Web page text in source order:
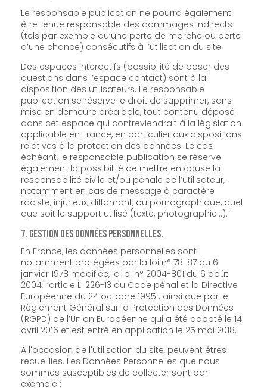
Le responsable publication ne pourra également
être tenue responsable des dommages indirects
(tels par exemple qu’une perte de marché ou perte
d’une chance) consécutifs à l’utilisation du site.
Des espaces interactifs (possibilité de poser des
questions dans l’espace contact) sont à la
disposition des utilisateurs. Le responsable
publication se réserve le droit de supprimer, sans
mise en demeure préalable, tout contenu déposé
dans cet espace qui contreviendrait à la législation
applicable en France, en particulier aux dispositions
relatives à la protection des données. Le cas
échéant, le responsable publication se réserve
également la possibilité de mettre en cause la
responsabilité civile et/ou pénale de l’utilisateur,
notamment en cas de message à caractère
raciste, injurieux, diffamant, ou pornographique, quel
que soit le support utilisé (texte, photographie…).
7. Gestion des données personnelles.
En France, les données personnelles sont
notamment protégées par la loi n° 78-87 du 6
janvier 1978 modifiée, la loi n° 2004-801 du 6 août
2004, l’article L. 226-13 du Code pénal et la Directive
Européenne du 24 octobre 1995 ; ainsi que par le
Règlement Général sur la Protection des Données
(RGPD) de l’Union Européenne qui a été adopté le 14
avril 2016 et est entré en application le 25 mai 2018.
À l'occasion de l'utilisation du site, peuvent êtres
recueillies. Les Données Personnelles que nous
sommes susceptibles de collecter sont par
exemple :